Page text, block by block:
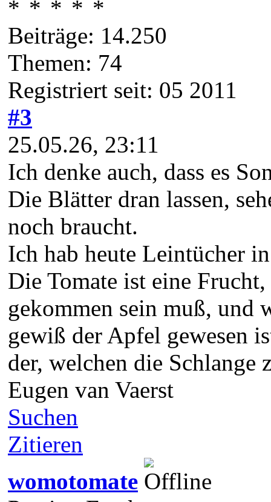
Beiträge: 14.250
Themen: 74
Registriert seit: 05 2011
#3
25.05.26, 23:11
Ich denke auch, dass es
Die Blätter dran lassen,
noch braucht.
Ich hab heute Leintücher
Die Tomate ist eine
gekommen sein muß, und
gewiß der Apfel gewesen
der, welchen die Schlange
Eugen van Vaerst
Suchen
Zitieren
womotomate